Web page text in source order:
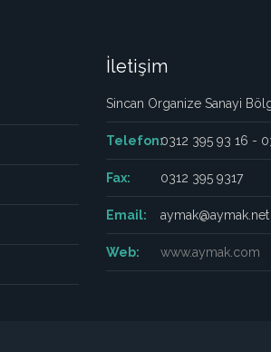
İletişim
Sincan Organize Sanayi
Telefon:0312 395 93 16 -
Fax: 0312 395 9317
Email: aymak@aymak.net
Web: www.aymak.com